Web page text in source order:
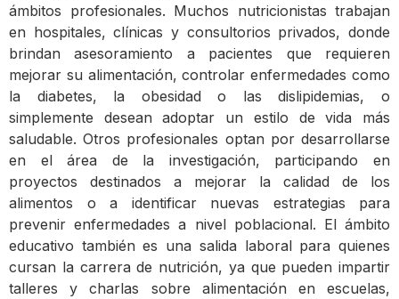
ámbitos profesionales. Muchos nutricionistas trabajan
en hospitales, clínicas y consultorios privados, donde
brindan asesoramiento a pacientes que requieren
mejorar su alimentación, controlar enfermedades como
la diabetes, la obesidad o las dislipidemias, o
simplemente desean adoptar un estilo de vida más
saludable. Otros profesionales optan por desarrollarse
en el área de la investigación, participando en
proyectos destinados a mejorar la calidad de los
alimentos o a identificar nuevas estrategias para
prevenir enfermedades a nivel poblacional. El ámbito
educativo también es una salida laboral para quienes
cursan la carrera de nutrición, ya que pueden impartir
talleres y charlas sobre alimentación en escuelas,